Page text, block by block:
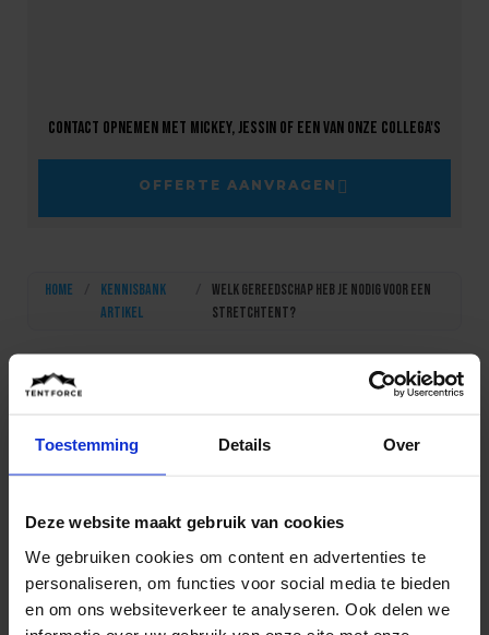
Toestemming Details Over
Deze website maakt gebruik van cookies
We gebruiken cookies om content en advertenties te
personaliseren, om functies voor social media te bieden
en om ons websiteverkeer te analyseren. Ook delen we
Home
Kennisbank
artikel
Welk gereedschap heb je nodig voor een
stretchtent?
Inhoudsopgave
Het opbouwen van een stretchtent vereist het juiste
gereedschap om een veilige en stabiele constructie
te garanderen. Of je nu een
stretchtent
huurt voor
een bruiloft, bedrijfsfeest of festival, de kwaliteit
van je gereedschap bepaalt de stabiliteit en
Contact opnemen met Mickey, Jessin of een van onze collega's
OFFERTE AANVRAGEN